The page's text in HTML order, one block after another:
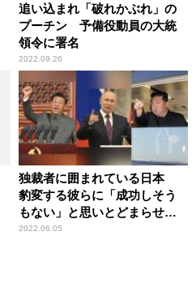
追い込まれ「破れかぶれ」の
プーチン 予備役動員の大統
領令に署名
2022.09.26
独裁者に囲まれている日本
豹変する彼らに「成功しそう
もない」と思いとどまらせる
のが抑止力
2022.06.05